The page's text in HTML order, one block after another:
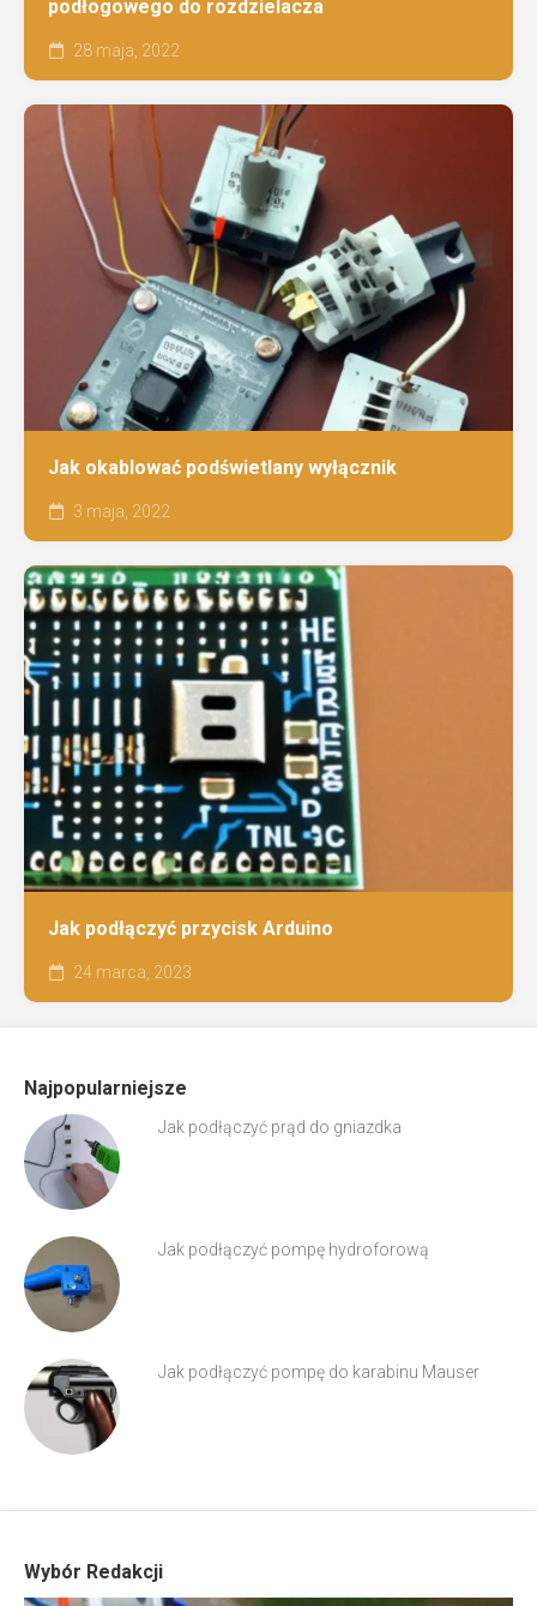
podłogowego do rozdzielacza
28 maja, 2022
Jak okablować podświetlany wyłącznik
3 maja, 2022
Jak podłączyć przycisk Arduino
24 marca, 2023
Najpopularniejsze
Jak podłączyć prąd do gniazdka
Jak podłączyć pompę hydroforową
Jak podłączyć pompę do karabinu Mauser
Wybór Redakcji